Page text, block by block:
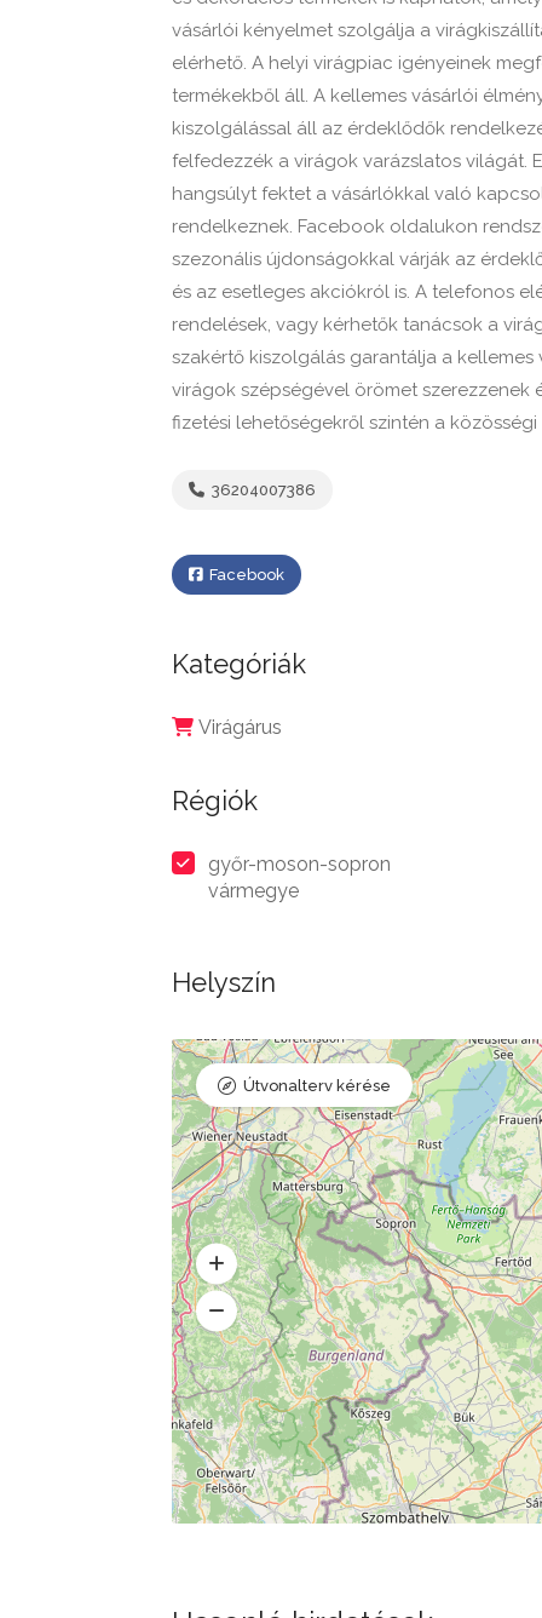
vásárlói kényelmet szolgálja a
elérhető. A helyi virágpiac igényeinek
termékekből áll. A kellemes vásárlói
kiszolgálással áll az érdeklődők
felfedezzék a virágok varázslatos világát.
hangsúlyt fektet a vásárlókkal való
rendelkeznek. Facebook oldalukon
szezonális újdonságokkal várják az
és az esetleges akciókról is. A telefonos
rendelések, vagy kérhetők tanácsok a
szakértő kiszolgálás garantálja a
virágok szépségével örömet szerezzenek
fizetési lehetőségekről szintén a
36204007386
Facebook
Kategóriák
Virágárus
Régiók
győr-moson-sopron
vármegye
Helyszín
Útvonalterv kérése